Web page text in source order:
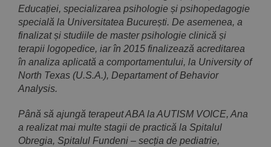
Educației, specializarea psihologie și psihopedagogie
specială la Universitatea București. De asemenea, a
finalizat și studiile de master psihologie clinică și
terapii logopedice, iar în 2015 finalizează acreditarea
în analiza aplicată a comportamentului, la University of
North Texas (U.S.A.), Departament of Behavior
Analysis.
Până să ajungă terapeut ABA la AUTISM VOICE, Ana
a realizat mai multe stagii de practică la Spitalul
Obregia, Spitalul Fundeni – secția de pediatrie,